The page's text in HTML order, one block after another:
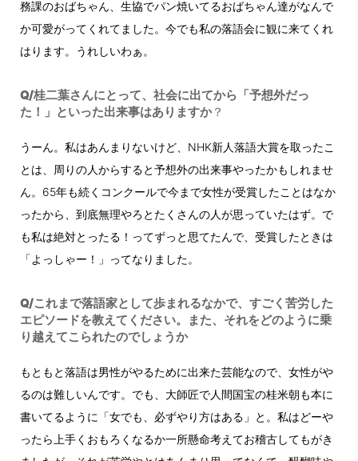
務課のおばちゃん、生協でパン焼いてるおばちゃん達がなんで
か可愛がってくれてました。今でも私の落語会に観に来てくれ
はります。うれしいわぁ。
Q/桂二葉さんにとって、社会に出てから「予想外だっ
た！」といった出来事はありますか？
うーん。私はあんまりないけど、NHK新人落語大賞を取ったこ
とは、周りの人からすると予想外の出来事やったかもしれませ
ん。65年も続くコンクールで今まで女性が受賞したことはなか
ったから、到底無理やろとたくさんの人が思っていたはず。で
も私は絶対とったる！ってずっと思てたんで、受賞したときは
「よっしゃー！」ってなりました。
Q/これまで落語家として歩まれるなかで、すごく苦労した
エピソードを教えてください。また、それをどのように乗
り越えてこられたのでしょうか
もともと落語は男性がやるために出来た芸能なので、女性がや
るのは難しいんです。でも、大師匠で人間国宝の桂米朝も本に
書いてるように「女でも、必ずやり方はある」と。私はどーや
ったら上手くおもろくなるか一所懸命考えてお稽古してもがき